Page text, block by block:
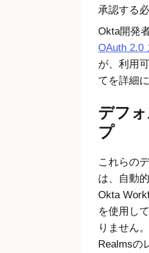
承認する
Okta開発
OAuth 2.0
が、利用
てを詳細
デフ
プ
これらの
は、自動
Okta
を使用し
りません
Realmsの